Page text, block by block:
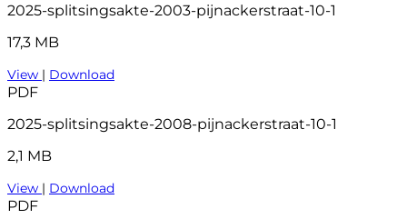
2025-splitsingsakte-2003-pijnackerstraat-10-1
17,3 MB
View | Download
PDF
2025-splitsingsakte-2008-pijnackerstraat-10-1
2,1 MB
View | Download
PDF